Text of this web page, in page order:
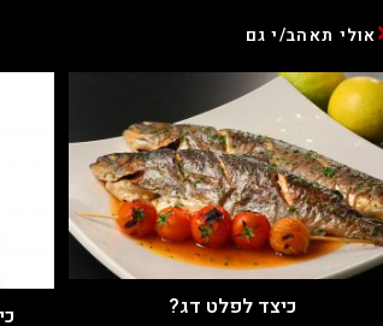
אולי תאהב/י גם
כיצד לפלט דג?